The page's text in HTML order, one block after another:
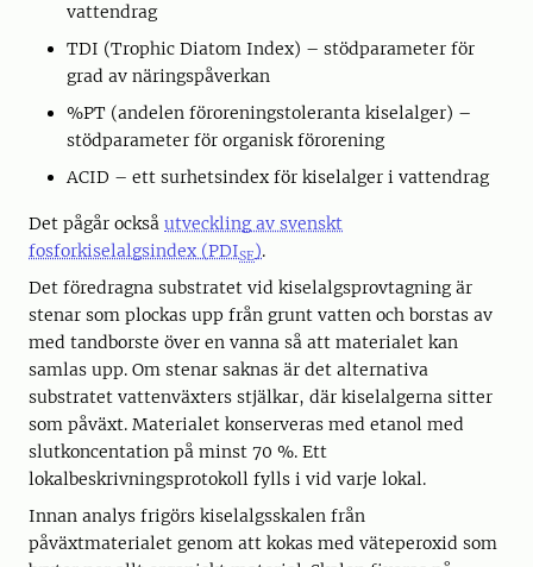
vattendrag
TDI (Trophic Diatom Index) – stödparameter för
grad av näringspåverkan
%PT (andelen föroreningstoleranta kiselalger) –
stödparameter för organisk förorening
ACID – ett surhetsindex för kiselalger i vattendrag
Det pågår också utveckling av svenskt
fosforkiselalgsindex (PDISE).
Det föredragna substratet vid kiselalgsprovtagning är
stenar som plockas upp från grunt vatten och borstas av
med tandborste över en vanna så att materialet kan
samlas upp. Om stenar saknas är det alternativa
substratet vattenväxters stjälkar, där kiselalgerna sitter
som påväxt. Materialet konserveras med etanol med
slutkoncentation på minst 70 %. Ett
lokalbeskrivningsprotokoll fylls i vid varje lokal.
Innan analys frigörs kiselalgsskalen från
påväxtmaterialet genom att kokas med väteperoxid som